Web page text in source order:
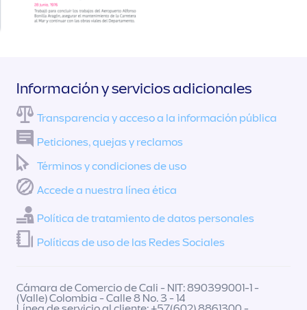
Información y servicios adicionales
Transparencia y acceso a la información pública
Peticiones, quejas y reclamos
Términos y condiciones de uso
Accede a nuestra línea ética
Política de tratamiento de datos personales
Políticas de uso de las Redes Sociales
Cámara de Comercio de Cali - NIT: 890399001-1 -
(Valle) Colombia - Calle 8 No. 3 - 14